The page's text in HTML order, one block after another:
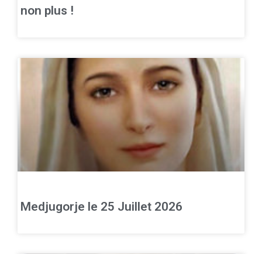
non plus !
Medjugorje le 25 Juillet 2026